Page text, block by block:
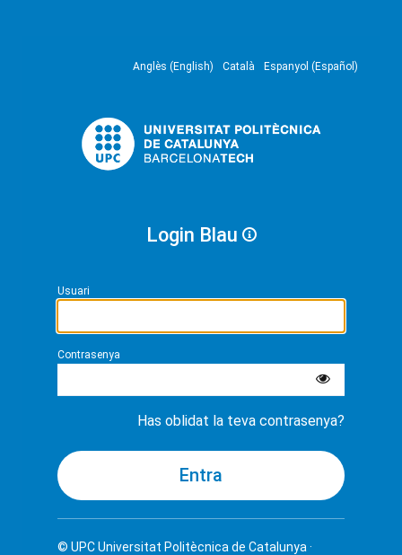
Anglès (English) Català Espanyol (Español)
Login Blau
Usuari
Contrasenya
Has oblidat la teva contrasenya?
© UPCUniversitat Politècnica de Catalunya ·